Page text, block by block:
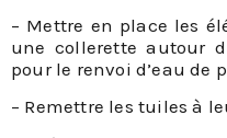
– Mettre en place les
une collerette autour
pour le renvoi d’eau de
– Remettre les tuiles à